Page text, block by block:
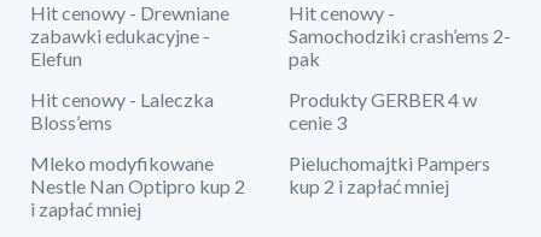
Hit cenowy - Drewniane
zabawki edukacyjne -
Elefun
Hit cenowy -
Samochodziki crash’ems 2-
pak
Hit cenowy - Laleczka
Bloss’ems
Produkty GERBER 4 w
cenie 3
Mleko modyfikowane
Nestle Nan Optipro kup 2
i zapłać mniej
Pieluchomajtki Pampers
kup 2 i zapłać mniej